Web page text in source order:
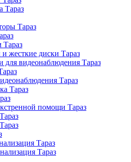
Тараз
Тараз
жесткие диски Тараз
для видеонаблюдения Тараз
Тараз
Тараз
помощи Тараз
Тараз
Тараз